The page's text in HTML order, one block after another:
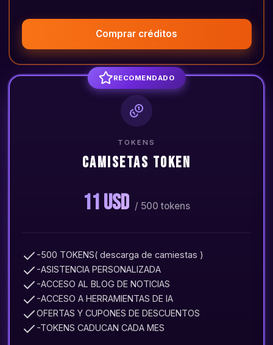
Comprar créditos
RECOMENDADO
TOKENS
CAMISETAS TOKEN
11 USD / 500 tokens
-500 TOKENS( descarga de camiestas )
-ASISTENCIA PERSONALIZADA
-ACCESO AL BLOG DE NOTICIAS
-ACCESO A HERRAMIENTAS DE IA
OFERTAS Y CUPONES DE DESCUENTOS
-TOKENS CADUCAN CADA MES